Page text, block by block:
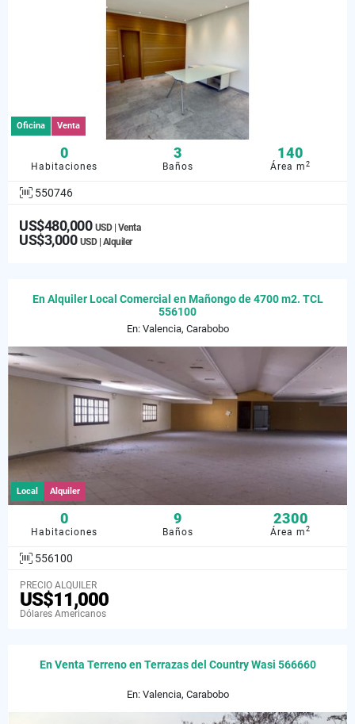
Oficina Venta
0
Habitaciones
3
Baños
140
Área m2
550746
US$480,000 USD | Venta
US$3,000 USD | Alquiler
En Alquiler Local Comercial en Mañongo de 4700 m2. TCL
556100
En: Valencia, Carabobo
Local Alquiler
0
Habitaciones
9
Baños
2300
Área m2
556100
PRECIO ALQUILER
US$11,000
Dólares Americanos
En Venta Terreno en Terrazas del Country Wasi 566660
En: Valencia, Carabobo